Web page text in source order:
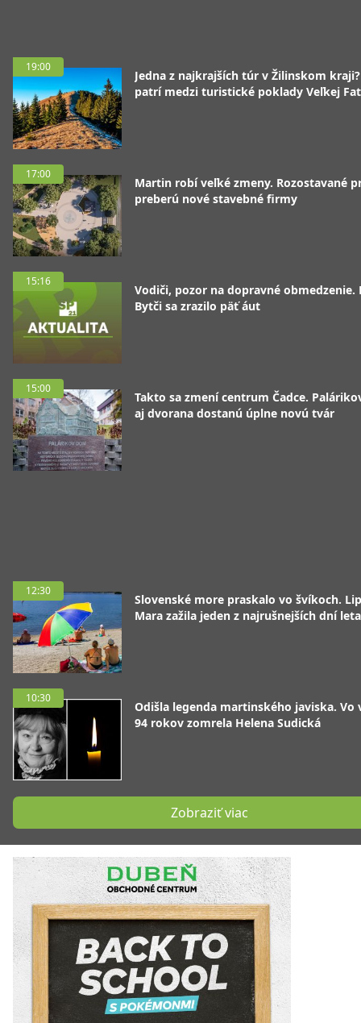
19:00
Jedna z najkrajších túr v Žilinskom
patrí medzi turistické poklady Veľkej
17:00
Martin robí veľké zmeny. Rozostavané
preberú nové stavebné firmy
15:16
Vodiči, pozor na dopravné obmedzenie.
Bytči sa zrazilo päť áut
15:00
Takto sa zmení centrum Čadce.
aj dvorana dostanú úplne novú tvár
12:30
Slovenské more praskalo vo švíkoch.
Mara zažila jeden z najrušnejších dní leta
10:30
Odišla legenda martinského javiska. Vo
94 rokov zomrela Helena Sudická
Zobraziť viac